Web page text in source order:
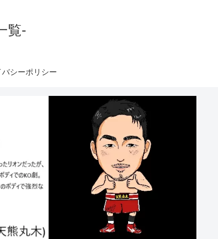
覧-
バシーポリシー